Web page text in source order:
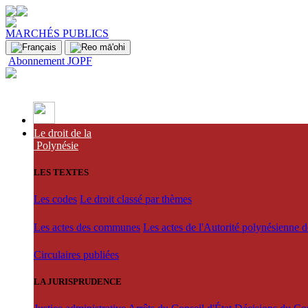
MARCHÉS PUBLICS
Abonnement JOPF
Le droit de la
Polynésie
LES TEXTES
Les codes Le droit classé par thèmes
Les actes des communes Les actes de l'Autorité polynésienne
Circulaires publiées
LA JURISPRUDENCE